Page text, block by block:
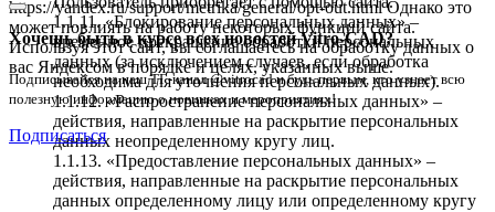
1.1.11. «Блокирование персональных данных» –
временное прекращение обработки персональных
данных (за исключением случаев, если обработка
необходима для уточнения персональных данных).
1.1.12. «Распространение персональных данных» –
действия, направленные на раскрытие персональных
данных неопределенному кругу лиц.
1.1.13. «Предоставление персональных данных» –
действия, направленные на раскрытие персональных
данных определенному лицу или определенному кругу
https://yandex.ru/support/metrika/general/opt-out.html Однако это
может повлиять на работу некоторых функций сайта.
Используя этот сайт, вы соглашаетесь на обработку данных о
вас Яндексом в порядке и целях, указанных выше.
Хочешь быть в курсе всех новостей Vitro-CAD?
Подписывайся на наш ТГ-канал @vitrocad и будь первым, кто узнает всю
полезную информацию о новинках и мероприятиях!
Подписаться